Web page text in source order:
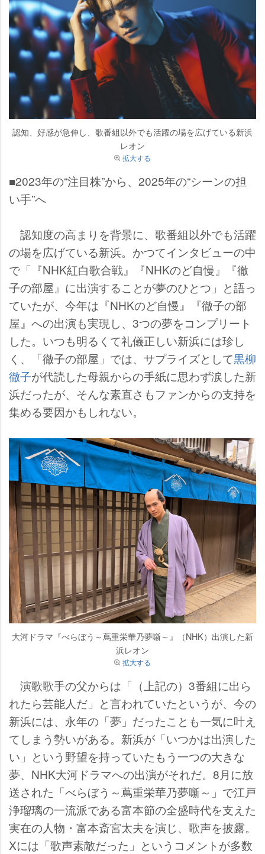
認知、好感が急伸し、歌番組以外でも活躍の場を広げている新浜
レオン
拡大する
■2023年の“注目株”から、2025年の“シーンの担
い手”へ
認知度の高まりを背景に、歌番組以外でも活躍
の場を広げている新浜。かつてインタビューの中
で「『NHK紅白歌合戦』『NHKのど自慢』『徹
子の部屋』に出演することが夢のひとつ」と語っ
ていたが、今年は『NHKのど自慢』『徹子の部
屋』への出演も実現し、3つの夢をコンプリート
した。いつも明るくて礼儀正しい新浜には珍し
く、「徹子の部屋」では、サプライズとして黒柳
徹子が代読した母親からの手紙に思わず涙した新
浜だったが、そんな素直さもファンからの支持を
集める要因かもしれない。
大河ドラマ『べらぼう～蔦重栄華乃夢噺～』（NHK）出演した新
浜レオン
拡大する
演歌歌手の父からは「（上記の）3番組に出ら
れたら芸能人だ」と言われていたというが、今の
新浜には、永年の「夢」だったことも一気に叶え
てしまう勢いがある。新浜が「いつかは出演した
い」という野望を持っていたもう一つの大きな
夢、NHK大河ドラマへの出演がそれだ。8月に放
送された「べらぼう～蔦重栄華乃夢噺～」で江戸
浄瑠璃の一流派である富本節の全盛時代を支えた
実在の人物・富本斎宮太夫を演じ、歌声を披露。
Xには「歌声素敵だった」というコメントが多数